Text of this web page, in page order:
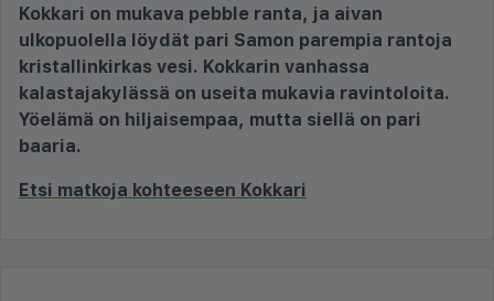
Kokkari on mukava pebble ranta, ja aivan
ulkopuolella löydät pari Samon parempia rantoja
kristallinkirkas vesi. Kokkarin vanhassa
kalastajakylässä on useita mukavia ravintoloita.
Yöelämä on hiljaisempaa, mutta siellä on pari
baaria.
Etsi matkoja kohteeseen Kokkari